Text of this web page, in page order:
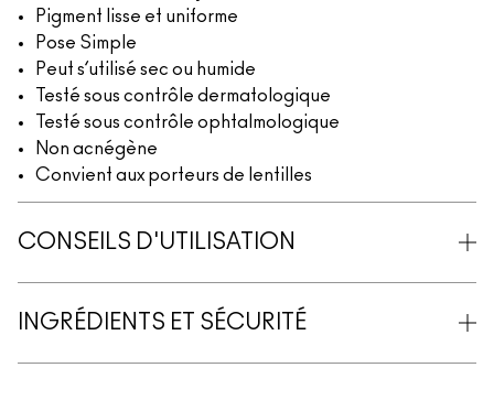
Pigment lisse et uniforme
Pose Simple
Peut s’utilisé sec ou humide
Testé sous contrôle dermatologique
Testé sous contrôle ophtalmologique
Non acnégène
Convient aux porteurs de lentilles
CONSEILS D'UTILISATION
INGRÉDIENTS ET SÉCURITÉ